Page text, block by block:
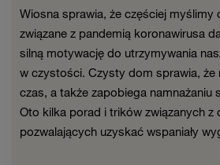
Wiosna sprawia, że częściej myślimy
związane z pandemią koronawirusa
silną motywację do utrzymywania
w czystości. Czysty dom sprawia, że
czas, a także zapobiega namnażaniu
Oto kilka porad i trików związanych z
pozwalających uzyskać wspaniały